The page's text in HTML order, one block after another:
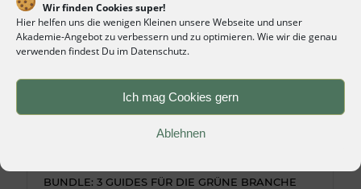
Wir finden Cookies super!
Hier helfen uns die wenigen Kleinen unsere Webseite und unser
Akademie-Angebot zu verbessern und zu optimieren. Wie wir die genau
verwenden findest Du im Datenschutz.
Ich mag Cookies gern
Ablehnen
BUNDLE: 3 GUIDES FÜR DIE GRÜNE BRANCHE